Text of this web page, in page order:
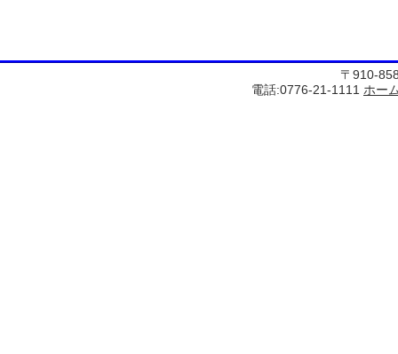
〒910-
電話:0776-21-1111 ホー